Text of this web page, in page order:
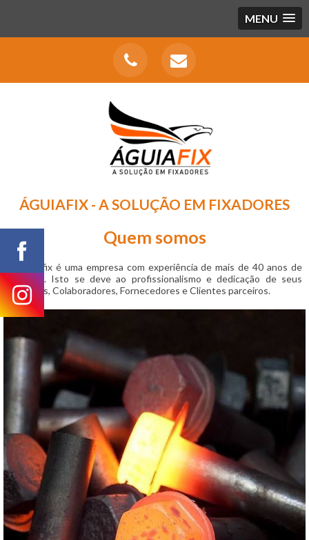
MENU
ÁGUIAFIX - A SOLUÇÃO EM FIXADORES
Quem somos
A Aguiafix é uma empresa com experiência de mais de 40 anos de
mercado. Isto se deve ao profissionalismo e dedicação de seus
Diretores, Colaboradores, Fornecedores e Clientes parceiros.